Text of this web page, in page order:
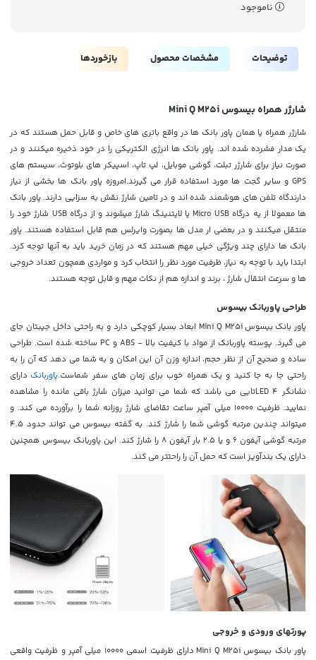
ناموجود
توضیحات مشخصات محصول بازخوردها
شارژر همراه بیسوس Mini Q M25i
شارژر همراه یا همان پاور بانک ها در واقع باتری های خاص و قابل حمل هستند که در
یک مدار فشرده شده اند. پاور بانک ها انرژی الکتریکی را در خود ذخیره میکنند و در
صورت نیاز برای شارژر تبلت، گوشی موبایل، لپ تاپ، اسپیکر های بلوتوث، سیستم های
GPS و سایر گجت ها مورد استفاده قرار می گیرند.امروزه پاور بانک ها بخشی از نیاز
دارندگاه تلفن های هوشمند شده اند و در تامین شارژ نقش به سزایی دارند. پاور بانک
ها معمولا از یه درگاه Micro USB یا
لایتنینگ
شارژ میشوند و از درگاه USB شارژ خود را
منتقل میکنند و در بعضی ار مدل ها بصورت وایرلس هم قابل استفاده هستند. پاور
بانک ها دارای چند ویژگی خیلی مهم هستند که در زمان خرید باید به آنها توجه کرد.
ابتدا باید با توجه به نیاز، ظرفیت مورد نظر را انتخاب کرد و مواردی همچون تعداد خروجی
ها و سرعت انتقال شارژ ، برند و اندازه هم از نکات مهم و قابل توجه هستند.
طراحی پاوربانک بیسوس
پاور بانک بیسوس Mini Q M25i ابعاد بسیار کوچکی دارد و به راحتی داخل جیبتان جای
می گیرد. پوسته پاوربانک از مواد با کیفیت بالا - ABS و PC ساخته شده است. طراحی
ساده و صحیح آن از نظر حجم، اندازه وزن آن این امکان و به شما می دهد که آن را به
راحتی جا به جا کنید و یک همراه خوب برای زمان های سفر شماست.پاوربانک دارای
نشانگر LED 4تایی می باشد که شما می توانید میزان شارژ باقی مانده را مشاهده
نمایید. ظرفیت 10000 میلی آمپر ساعت تقاضای شارژ روزانه شما را برآورده می کند. و
میتواند چندین مرتبه گوشی شما را شارژ کند. به گفته بیسوس می تواند حدود 4.5
مرتبه گوشی آیفون 6 و یا 2.5 بار آیفون 8 را شارژ کند. این پاوربانک بیسوس همچنین
دارای یک بندآویز است که حمل آن را راحتتر می کند.
پورتهای ورودی و خروجی
پاور بانک بیسوس Mini Q M25i
دارای ظرفیت اسمی 10000 میلی آمپر و ظرفیت واقعی